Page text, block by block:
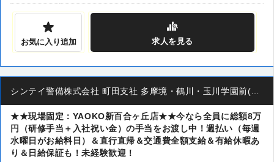
お気に入り追加 求人を見る
シンテイ警備株式会社 町田支社 多摩境・鶴川・玉川学園前(43)エリア
★★現場固定：YAOKO新百合ヶ丘店★★今なら全員に総額8万
円（研修手当＋入社祝い金）の手当をお渡し中！週払い（毎週
水曜日がお給料日）＆直行直帰＆交通費全額支給＆有給休暇あ
り＆日給保証も！未経験歓迎！